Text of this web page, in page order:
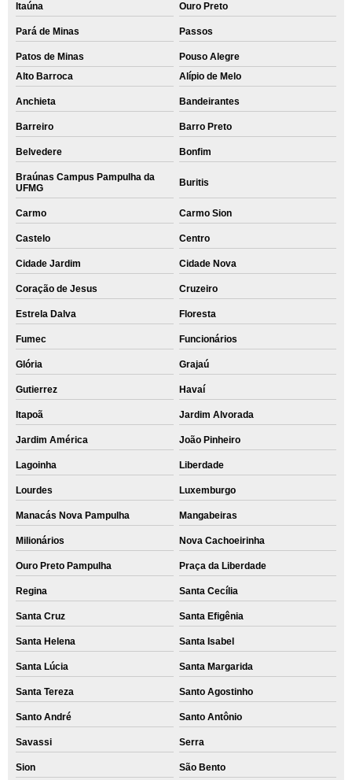
Itaúna Ouro Preto
Pará de Minas Passos
Patos de Minas
Pouso Alegre
Alto Barroca
Alípio de Melo
Anchieta Bandeirantes
Barreiro Barro Preto
Belvedere Bonfim
Braúnas Campus Pampulha da
UFMG
Buritis
Carmo Carmo Sion
Castelo Centro
Cidade Jardim Cidade Nova
Coração de Jesus Cruzeiro
Estrela Dalva Floresta
Fumec Funcionários
Glória Grajaú
Gutierrez Havaí
Itapoã Jardim Alvorada
Jardim América João Pinheiro
Lagoinha Liberdade
Lourdes Luxemburgo
Manacás Nova Pampulha Mangabeiras
Milionários Nova Cachoeirinha
Ouro Preto Pampulha Praça da Liberdade
Regina Santa Cecília
Santa Cruz Santa Efigênia
Santa Helena Santa Isabel
Santa Lúcia Santa Margarida
Santa Tereza Santo Agostinho
Santo André Santo Antônio
Savassi Serra
Sion São Bento